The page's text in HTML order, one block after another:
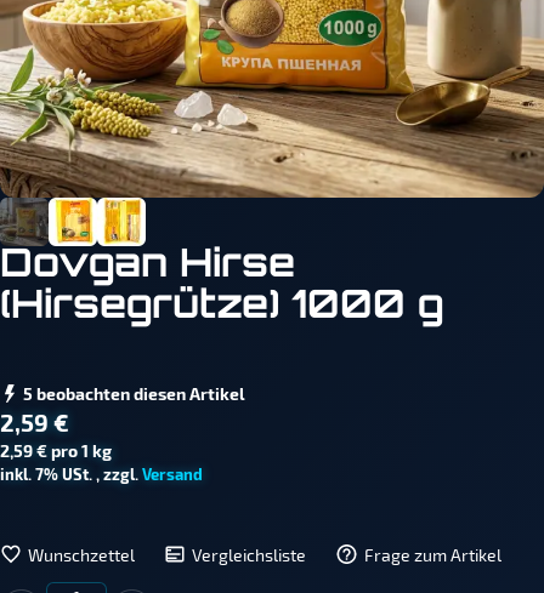
Dovgan Hirse
(Hirsegrütze) 1000 g
5 beobachten diesen Artikel
2,59 €
2,59 € pro 1 kg
inkl. 7% USt. , zzgl. Versand
Wunschzettel Vergleichsliste Frage zum Artikel